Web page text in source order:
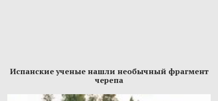
Испанские ученые нашли необычный фрагмент
черепа